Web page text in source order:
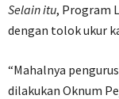
Selain itu, Program
dengan tolok ukur
“Mahalnya
dilakukan Oknum